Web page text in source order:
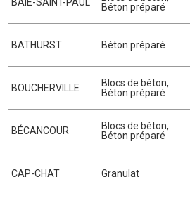
Béton préparé
BATHURST Béton préparé
BOUCHERVILLE Blocs de béton,
Béton préparé
BÉCANCOUR Blocs de béton,
Béton préparé
CAP-CHAT Granulat